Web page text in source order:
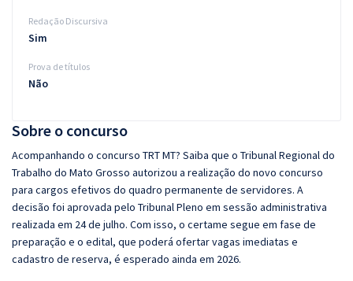
Sobre o concurso
Acompanhando o concurso TRT MT? Saiba que o Tribunal Regional do
Trabalho do Mato Grosso autorizou a realização do novo concurso
para cargos efetivos do quadro permanente de servidores. A
decisão foi aprovada pelo Tribunal Pleno em sessão administrativa
realizada em 24 de julho. Com isso, o certame segue em fase de
preparação e o edital, que poderá ofertar vagas imediatas e
cadastro de reserva, é esperado ainda em 2026.
Redação Discursiva
Sim
Prova de títulos
Não